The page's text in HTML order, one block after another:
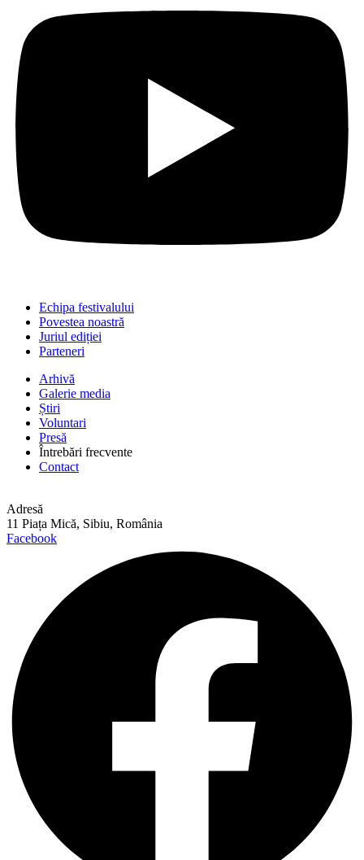
Echipa festivalului
Povestea noastră
Juriul ediției
Parteneri
Arhivă
Galerie media
Știri
Voluntari
Presă
Întrebări frecvente
Contact
Adresă
11 Piața Mică, Sibiu, România
Facebook